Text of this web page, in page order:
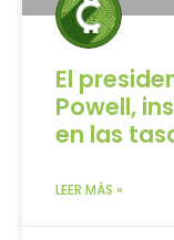
El
Powell,
en las
LEER MÁS »